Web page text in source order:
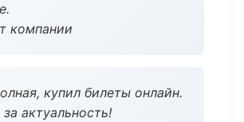
компании
купил билеты онлайн.
актуальность!